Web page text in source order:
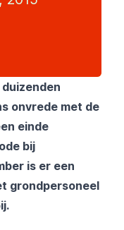
onvrede met de
einde
bij
is er een
grondpersoneel
.